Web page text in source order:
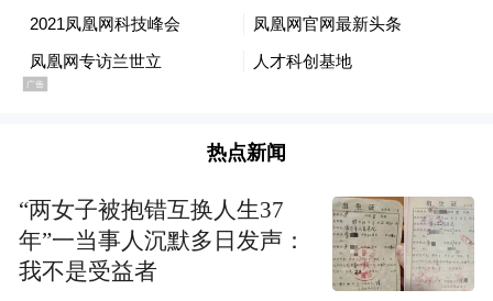
传输材料、电子注入材料、空穴注入材料等4
个大类20余种材料实现量产，并打破了国外
垄断，对进口产品实现了部分替代。
热点新闻
“两女子被抱错互换人生37
年”一当事人沉默多日发声：
我不是受益者